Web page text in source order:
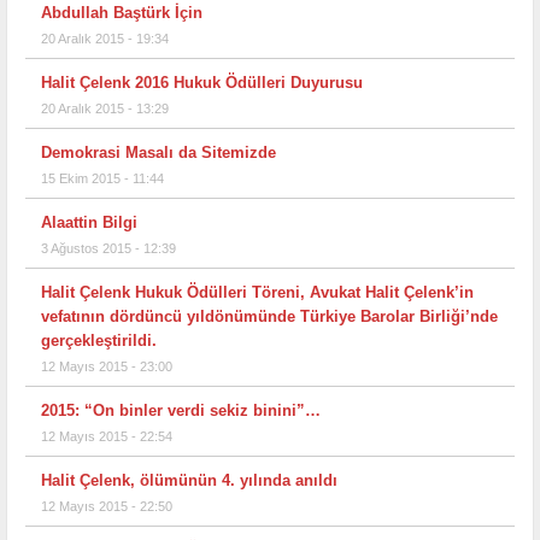
Abdullah Baştürk İçin
20 Aralık 2015 - 19:34
Halit Çelenk 2016 Hukuk Ödülleri Duyurusu
20 Aralık 2015 - 13:29
Demokrasi Masalı da Sitemizde
15 Ekim 2015 - 11:44
Alaattin Bilgi
3 Ağustos 2015 - 12:39
Halit Çelenk Hukuk Ödülleri Töreni, Avukat Halit Çelenk’in
vefatının dördüncü yıldönümünde Türkiye Barolar Birliği’nde
gerçekleştirildi.
12 Mayıs 2015 - 23:00
2015: “On binler verdi sekiz binini”…
12 Mayıs 2015 - 22:54
Halit Çelenk, ölümünün 4. yılında anıldı
12 Mayıs 2015 - 22:50